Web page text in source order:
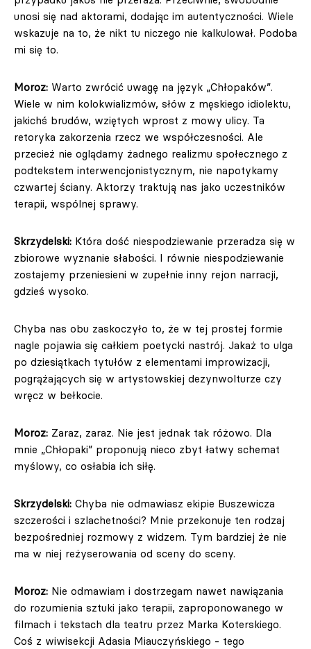
unosi się nad aktorami, dodając im autentyczności. Wiele
wskazuje na to, że nikt tu niczego nie kalkulował. Podoba
mi się to.
Moroz: Warto zwrócić uwagę na język „Chłopaków”.
Wiele w nim kolokwializmów, słów z męskiego idiolektu,
jakichś brudów, wziętych wprost z mowy ulicy. Ta
retoryka zakorzenia rzecz we współczesności. Ale
przecież nie oglądamy żadnego realizmu społecznego z
podtekstem interwencjonistycznym, nie napotykamy
czwartej ściany. Aktorzy traktują nas jako uczestników
terapii, wspólnej sprawy.
Skrzydelski: Która dość niespodziewanie przeradza się w
zbiorowe wyznanie słabości. I równie niespodziewanie
zostajemy przeniesieni w zupełnie inny rejon narracji,
gdzieś wysoko.
Chyba nas obu zaskoczyło to, że w tej prostej formie
nagle pojawia się całkiem poetycki nastrój. Jakaż to ulga
po dziesiątkach tytułów z elementami improwizacji,
pogrążających się w artystowskiej dezynwolturze czy
wręcz w bełkocie.
Moroz: Zaraz, zaraz. Nie jest jednak tak różowo. Dla
mnie „Chłopaki” proponują nieco zbyt łatwy schemat
myślowy, co osłabia ich siłę.
Skrzydelski: Chyba nie odmawiasz ekipie Buszewicza
szczerości i szlachetności? Mnie przekonuje ten rodzaj
bezpośredniej rozmowy z widzem. Tym bardziej że nie
ma w niej reżyserowania od sceny do sceny.
Moroz: Nie odmawiam i dostrzegam nawet nawiązania
do rozumienia sztuki jako terapii, zaproponowanego w
filmach i tekstach dla teatru przez Marka Koterskiego.
Coś z wiwisekcji Adasia Miauczyńskiego - tego